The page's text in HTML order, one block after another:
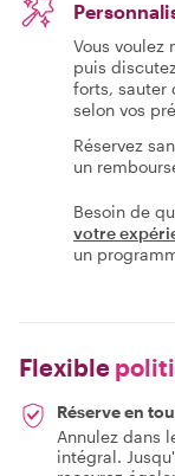
Vous voulez
puis
forts, sauter
selon vos
Réservez
un
Besoin de
votre
un
Flexible
Réserve en
Annulez dans
intégral.